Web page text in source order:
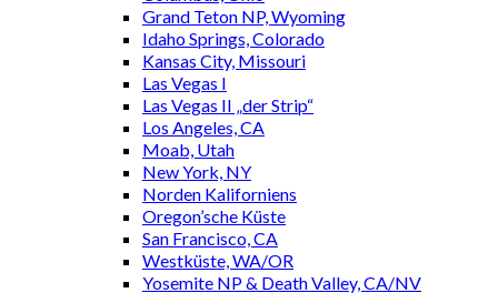
Grand Teton NP, Wyoming
Idaho Springs, Colorado
Kansas City, Missouri
Las Vegas I
Las Vegas II „der Strip“
Los Angeles, CA
Moab, Utah
New York, NY
Norden Kaliforniens
Oregon’sche Küste
San Francisco, CA
Westküste, WA/OR
Yosemite NP & Death Valley, CA/NV